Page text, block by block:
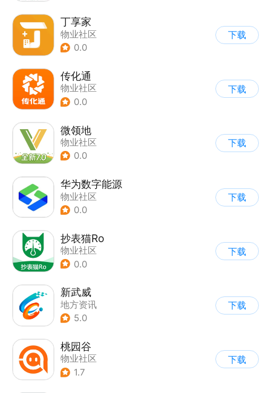
丁享家
物业社区
0.0
下载
传化通
物业社区
0.0
下载
微领地
物业社区
0.0
下载
华为数字能源
物业社区
0.0
下载
抄表猫Ro
物业社区
0.0
下载
新武威
地方资讯
5.0
下载
桃园谷
物业社区
1.7
下载